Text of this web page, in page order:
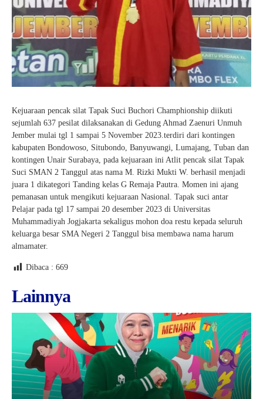
Kejuaraan pencak silat Tapak Suci Buchori Champhionship diikuti
sejumlah 637 pesilat dilaksanakan di Gedung Ahmad Zaenuri Unmuh
Jember mulai tgl 1 sampai 5 November 2023.terdiri dari kontingen
kabupaten Bondowoso, Situbondo, Banyuwangi, Lumajang, Tuban dan
kontingen Unair Surabaya, pada kejuaraan ini Atlit pencak silat Tapak
Suci SMAN 2 Tanggul atas nama M. Rizki Mukti W. berhasil menjadi
juara 1 dikategori Tanding kelas G Remaja Pautra. Momen ini ajang
pemanasan untuk mengikuti kejuaraan Nasional. Tapak suci antar
Pelajar pada tgl 17 sampai 20 desember 2023 di Universitas
Muhammadiyah Jogjakarta sekaligus mohon doa restu kepada seluruh
keluarga besar SMA Negeri 2 Tanggul bisa membawa nama harum
almamater.
Dibaca : 669
Lainnya